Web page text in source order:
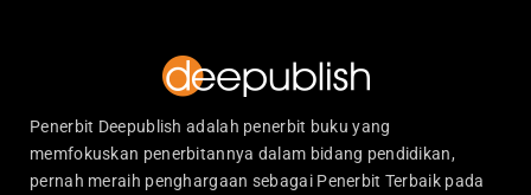
Penerbit Deepublish adalah penerbit buku yang
memfokuskan penerbitannya dalam bidang pendidikan,
pernah meraih penghargaan sebagai Penerbit Terbaik pada